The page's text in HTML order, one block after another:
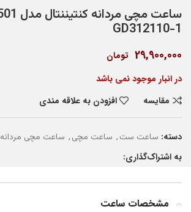
GD312110-1
29,900,000 تومان
در انبار موجود نمی باشد
مقایسه
افزودن به علاقه مندی
دسته: ساعت ست, ساعت مچی, ساعت مچی مردانه
به اشتراک‌گذاری:
مشخصات ساعت